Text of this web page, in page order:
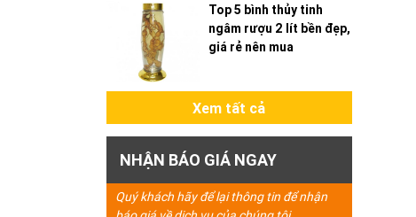
Top 5 bình thủy tinh
ngâm rượu 2 lít bền đẹp,
giá rẻ nên mua
Xem tất cả
NHẬN BÁO GIÁ NGAY
Quý khách hãy để lại thông tin để nhận